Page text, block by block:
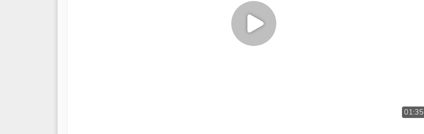
01:35